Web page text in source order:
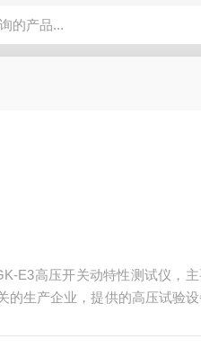
E3高压开关动特性测试仪，
的生产企业，提供的高压试验